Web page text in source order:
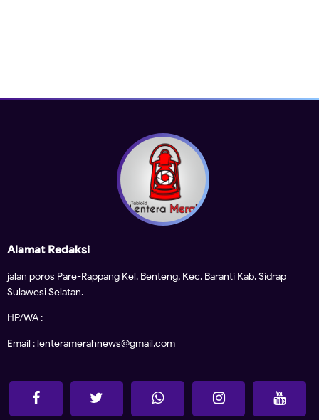
Alamat Redaksi
jalan poros Pare-Rappang Kel. Benteng, Kec. Baranti Kab. Sidrap
Sulawesi Selatan.
HP/WA :
Email : lenteramerahnews@gmail.com